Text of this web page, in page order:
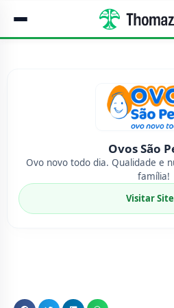
Ovos São
Ovo novo todo dia. Qualidade e
família!
Visitar Site